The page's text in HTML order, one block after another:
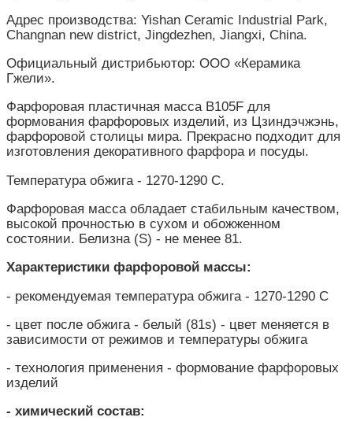
Адрес производства: Yishan Ceramic Industrial Park,
Changnan new district, Jingdezhen, Jiangxi, China.
Официальный дистрибьютор: ООО «Керамика
Гжели».
Фарфоровая пластичная масса B105F для
формования фарфоровых изделий, из Цзиндэчжэнь,
фарфоровой столицы мира. Прекрасно подходит для
изготовления декоративного фарфора и посуды.
Температура обжига - 1270-1290 С.
Фарфоровая масса обладает стабильным качеством,
высокой прочностью в сухом и обожженном
состоянии. Белизна (S) - не менее 81.
Характеристики фарфоровой массы:
- рекомендуемая температура обжига - 1270-1290 С
- цвет после обжига - белый (81s) - цвет меняется в
зависимости от режимов и температуры обжига
- технология применения - формование фарфоровых
изделий
- химический состав: